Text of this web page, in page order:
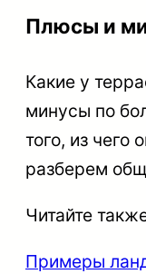
Плюсы и
Какие у
минусы по
того, из чего
разберем
Читайте
Примеры